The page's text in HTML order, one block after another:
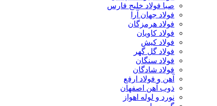
صبا فولاد خلیج فارس
فولاد جهان آرا
فولاد هرمزگان
فولاد کاویان
فولاد کیش
فولاد گل گهر
فولاد سنگان
فولاد شادگان
آهن و فولاد ارفع
ذوب آهن اصفهان
نورد و لوله اهواز